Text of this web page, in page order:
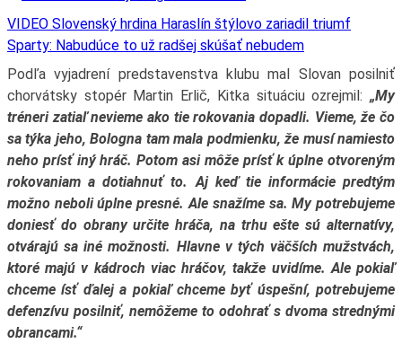
VIDEO Slovenský hrdina Haraslín štýlovo zariadil triumf
Sparty: Nabudúce to už radšej skúšať nebudem
Podľa vyjadrení predstavenstva klubu mal Slovan posilniť
chorvátsky stopér Martin Erlič, Kitka situáciu ozrejmil:„My
tréneri zatiaľ nevieme ako tie rokovania dopadli. Vieme, že čo
sa týka jeho, Bologna tam mala podmienku, že musí namiesto
neho prísť iný hráč. Potom asi môže prísť k úplne otvoreným
rokovaniam a dotiahnuť to. Aj keď tie informácie predtým
možno neboli úplne presné. Ale snažíme sa. My potrebujeme
doniesť do obrany určite hráča, na trhu ešte sú alternatívy,
otvárajú sa iné možnosti. Hlavne v tých väčších mužstvách,
ktoré majú v kádroch viac hráčov, takže uvidíme. Ale pokiaľ
chceme ísť ďalej a pokiaľ chceme byť úspešní, potrebujeme
defenzívu posilniť, nemôžeme to odohrať s dvoma strednými
obrancami.“